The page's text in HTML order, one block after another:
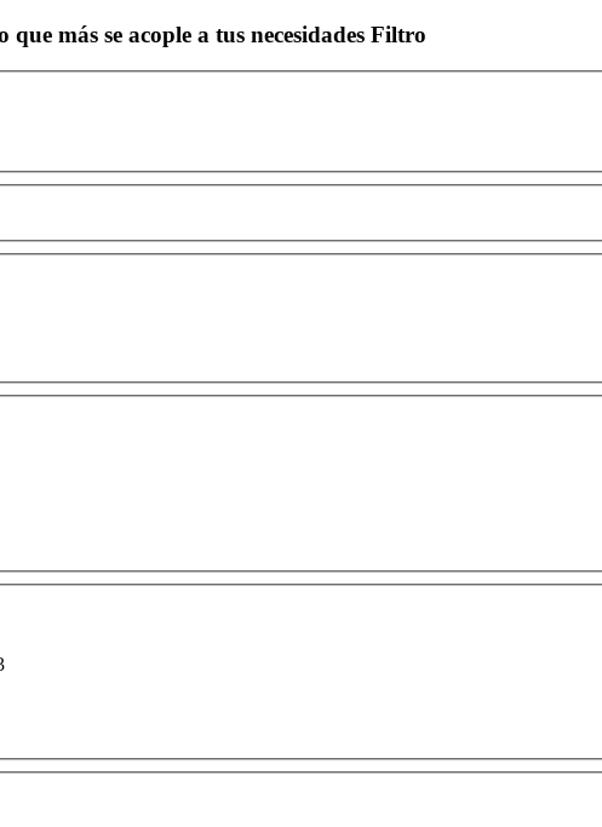
más se acople a tus necesidades Filtro